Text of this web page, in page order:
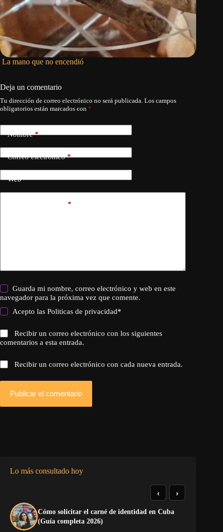
La mano que no encendió
Deja un comentario
Tu dirección de correo electrónico no será publicada. Los campos
obligatorios están marcados con *
Nombre*
Correo electrónico*
Web
*
Guarda mi nombre, correo electrónico y web en este
navegador para la próxima vez que comente.
Acepto lasPoliticas de privacidad*
Recibir un correo electrónico con los siguientes
comentarios a esta entrada.
Recibir un correo electrónico con cada nueva entrada.
Publicar el comentario
Lo más consultado hoy
Cómo solicitar el carné de identidad en Cuba
(Guía completa 2026)
‹ ›